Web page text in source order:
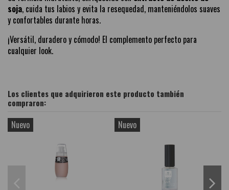
soja, cuida tus labios y evita la resequedad, manteniéndolos suaves
y confortables durante horas.
¡Versátil, duradero y cómodo! El complemento perfecto para
cualquier look.
Los clientes que adquirieron este producto también
compraron:
Nuevo Nuevo